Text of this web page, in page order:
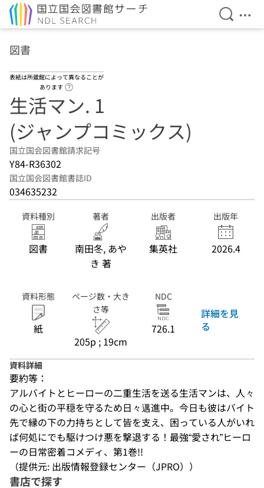
検索を
メ
図書
表紙は所蔵館によって異なることが
あります
生活マン. 1
(ジャンプコミックス)
国立国会図書館請求記号
Y84-R36302
国立国会図書館書誌ID
034635232
資料種別
図書
著者
南田冬, あや
き 著
出版者
集英社
出版年
2026.4
資料形態
紙
ページ数・大き
さ等
205p ; 19cm
NDC
726.1
詳細を見
る
資料詳細
要約等：
アルバイトとヒーローの二重生活を送る生活マンは、人々
の心と街の平穏を守るため日々邁進中。今日も彼はバイト
先で縁の下の力持ちとして皆を支え、困っている人がいれ
ば何処にでも駆けつけ悪を撃退する！最強“愛され”ヒーロ
ーの日常密着コメディ、第1巻!!
（提供元: 出版情報登録センター（JPRO））
書店で探す